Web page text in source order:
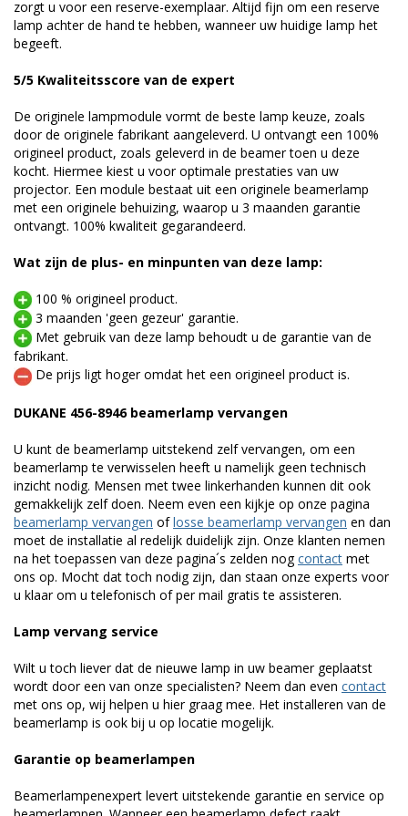
zorgt u voor een reserve-exemplaar. Altijd fijn om een reserve
lamp achter de hand te hebben, wanneer uw huidige lamp het
begeeft.
5/5 Kwaliteitsscore van de expert
De originele lampmodule vormt de beste lamp keuze, zoals
door de originele fabrikant aangeleverd. U ontvangt een 100%
origineel product, zoals geleverd in de beamer toen u deze
kocht. Hiermee kiest u voor optimale prestaties van uw
projector. Een module bestaat uit een originele beamerlamp
met een originele behuizing, waarop u 3 maanden garantie
ontvangt. 100% kwaliteit gegarandeerd.
Wat zijn de plus- en minpunten van deze lamp:
100 % origineel product.
3 maanden 'geen gezeur' garantie.
Met gebruik van deze lamp behoudt u de garantie van de
fabrikant.
De prijs ligt hoger omdat het een origineel product is.
DUKANE 456-8946 beamerlamp vervangen
U kunt de beamerlamp uitstekend zelf vervangen, om een
beamerlamp te verwisselen heeft u namelijk geen technisch
inzicht nodig. Mensen met twee linkerhanden kunnen dit ook
gemakkelijk zelf doen. Neem even een kijkje op onze pagina
beamerlamp vervangen oflosse beamerlamp vervangen en dan
moet de installatie al redelijk duidelijk zijn. Onze klanten nemen
na het toepassen van deze pagina´s zelden nogcontact met
ons op. Mocht dat toch nodig zijn, dan staan onze experts voor
u klaar om u telefonisch of per mail gratis te assisteren.
Lamp vervang service
Wilt u toch liever dat de nieuwe lamp in uw beamer geplaatst
wordt door een van onze specialisten? Neem dan even contact
met ons op, wij helpen u hier graag mee. Het installeren van de
beamerlamp is ook bij u op locatie mogelijk.
Garantie op beamerlampen
Beamerlampenexpert levert uitstekende garantie en service op